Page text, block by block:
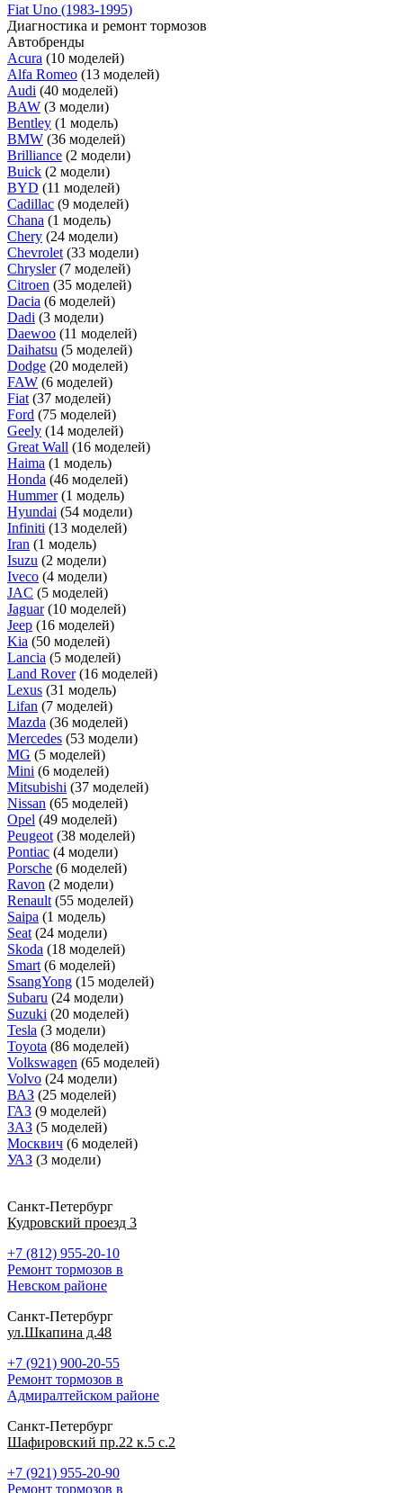
Fiat Uno (1983-1995)
Диагностика и ремонт тормозов
Автобренды
Acura (10 моделей)
Alfa Romeo (13 моделей)
Audi (40 моделей)
BAW (3 модели)
Bentley (1 модель)
BMW (36 моделей)
Brilliance (2 модели)
Buick (2 модели)
BYD (11 моделей)
Cadillac (9 моделей)
Chana (1 модель)
Chery (24 модели)
Chevrolet (33 модели)
Chrysler (7 моделей)
Citroen (35 моделей)
Dacia (6 моделей)
Dadi (3 модели)
Daewoo (11 моделей)
Daihatsu (5 моделей)
Dodge (20 моделей)
FAW (6 моделей)
Fiat (37 моделей)
Ford (75 моделей)
Geely (14 моделей)
Great Wall (16 моделей)
Haima (1 модель)
Honda (46 моделей)
Hummer (1 модель)
Hyundai (54 модели)
Infiniti (13 моделей)
Iran (1 модель)
Isuzu (2 модели)
Iveco (4 модели)
JAC (5 моделей)
Jaguar (10 моделей)
Jeep (16 моделей)
Kia (50 моделей)
Lancia (5 моделей)
Land Rover (16 моделей)
Lexus (31 модель)
Lifan (7 моделей)
Mazda (36 моделей)
Mercedes (53 модели)
MG (5 моделей)
Mini (6 моделей)
Mitsubishi (37 моделей)
Nissan (65 моделей)
Opel (49 моделей)
Peugeot (38 моделей)
Pontiac (4 модели)
Porsche (6 моделей)
Ravon (2 модели)
Renault (55 моделей)
Saipa (1 модель)
Seat (24 модели)
Skoda (18 моделей)
Smart (6 моделей)
SsangYong (15 моделей)
Subaru (24 модели)
Suzuki (20 моделей)
Tesla (3 модели)
Toyota (86 моделей)
Volkswagen (65 моделей)
Volvo (24 модели)
ВАЗ (25 моделей)
ГАЗ (9 моделей)
ЗАЗ (5 моделей)
Москвич (6 моделей)
УАЗ (3 модели)
Санкт-Петербург
Кудровский проезд 3
+7 (812) 955-20-10
Ремонт тормозов в
Невском районе
Санкт-Петербург
ул.Шкапина д.48
+7 (921) 900-20-55
Ремонт тормозов в
Адмиралтейском районе
Санкт-Петербург
Шафировский пр.22 к.5 с.2
+7 (921) 955-20-90
Ремонт тормозов в